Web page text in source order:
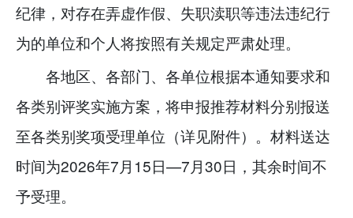
纪律，对存在弄虚作假、失职渎职等违法违纪行
为的单位和个人将按照有关规定严肃处理。
各地区、各部门、各单位根据本通知要求和
各类别评奖实施方案，将申报推荐材料分别报送
至各类别奖项受理单位（详见附件）。材料送达
时间为2026年7月15日—7月30日，其余时间不
予受理。